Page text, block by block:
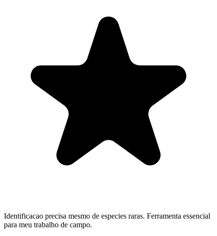
Identificacao precisa mesmo de especies raras. Ferramenta essencial
para meu trabalho de campo.